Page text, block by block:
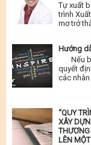
Tự xuất
trình
mơ trở
Hướng
Nếu
quyết
các
“QUY
XÂY
LÊN